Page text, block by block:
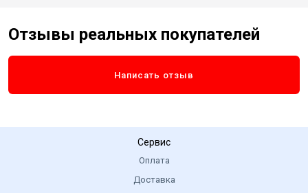
Отзывы реальных покупателей
Написать отзыв
Сервис
Оплата
Доставка